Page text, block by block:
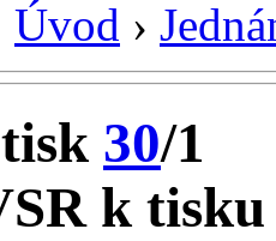
Úvod ›
30/1
k